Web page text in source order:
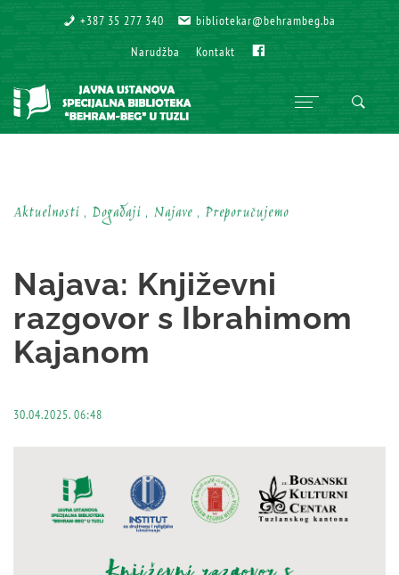
+387 35 277 340
+387 35 277 340 bibliotekar@behrambeg.ba
bibliotekar@behrambeg.ba
Narudžba
Narudžba Kontakt
Kontakt
Aktuelnosti , Događaji , Najave , Preporučujemo
Najava: Književni
razgovor s Ibrahimom
Kajanom
30.04.2025. 06:48